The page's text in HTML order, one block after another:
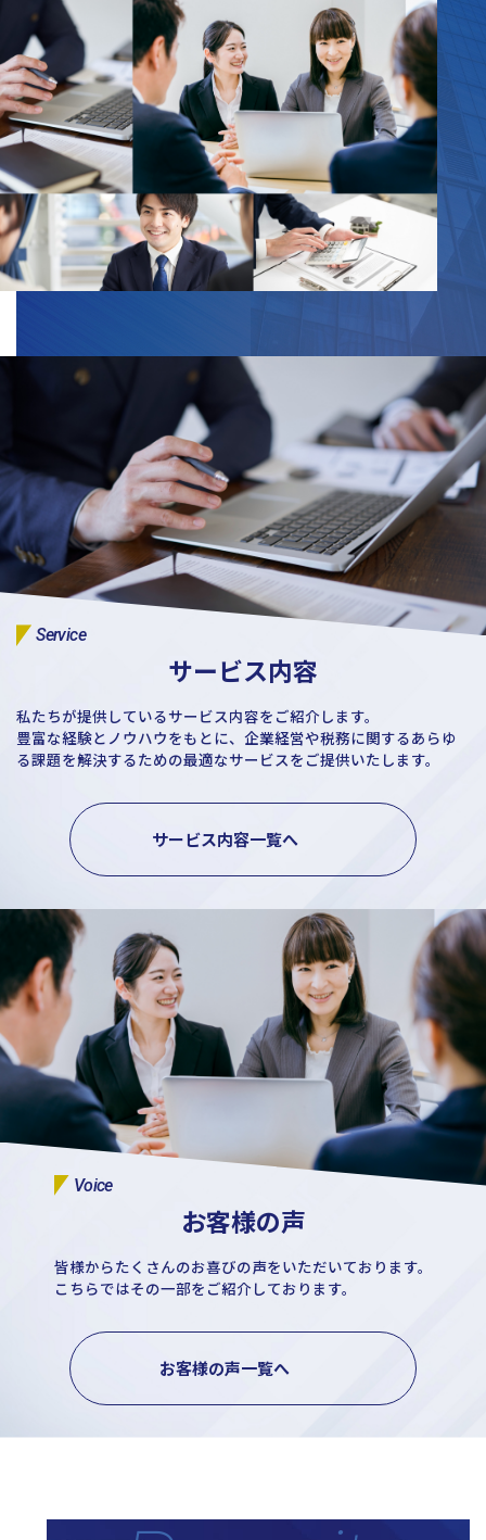
Service
サービス内容
私たちが提供しているサービス内容をご紹介します。
豊富な経験とノウハウをもとに、企業経営や税務に関するあらゆ
る課題を解決するための最適なサービスをご提供いたします。
サービス内容一覧へ
Voice
お客様の声
皆様からたくさんのお喜びの声をいただいております。
こちらではその一部をご紹介しております。
お客様の声一覧へ